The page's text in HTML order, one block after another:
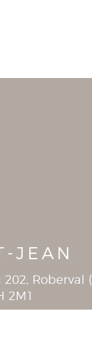
JEAN
202, Roberval (
2M1